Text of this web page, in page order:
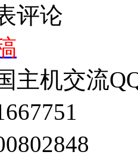
评论
主机交流